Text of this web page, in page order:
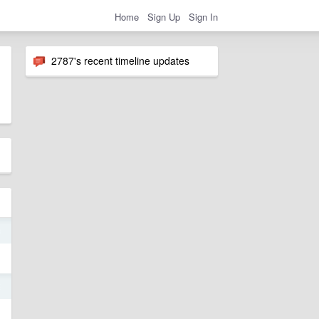
Home Sign Up Sign In
2787's recent timeline updates